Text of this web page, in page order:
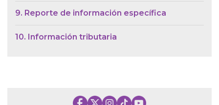
9. Reporte de información específica
10. Información tributaria